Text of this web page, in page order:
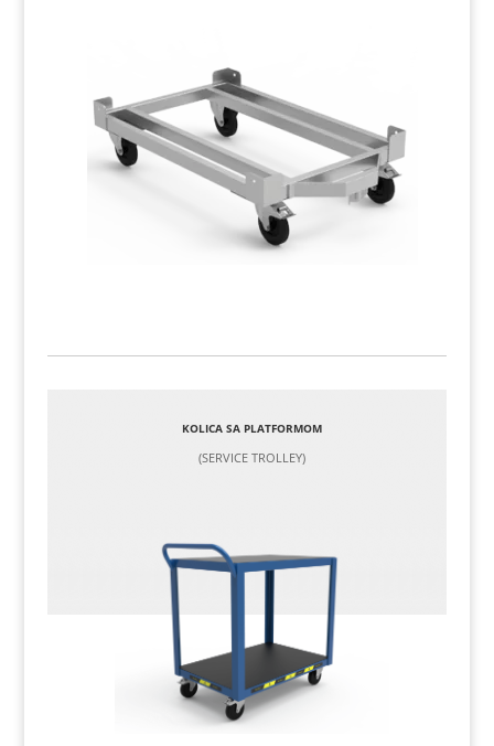
KOLICA SA PLATFORMOM
(SERVICE TROLLEY)